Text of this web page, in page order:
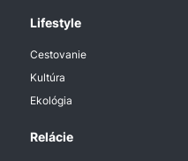
Lifestyle
Cestovanie
Kultúra
Ekológia
Relácie